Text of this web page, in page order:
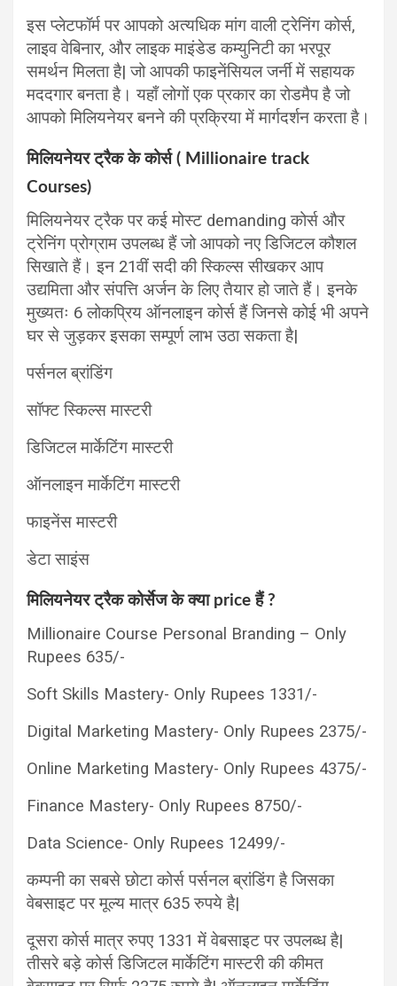
इस प्लेटफॉर्म पर आपको अत्यधिक मांग वाली ट्रेनिंग कोर्स,
लाइव वेबिनार, और लाइक माइंडेड कम्युनिटी का भरपूर
समर्थन मिलता है| जो आपकी फाइनेंसियल जर्नी में सहायक
मददगार बनता है। यहाँ लोगों एक प्रकार का रोडमैप है जो
आपको मिलियनेयर बनने की प्रक्रिया में मार्गदर्शन करता है।
मिलियनेयर ट्रैक के कोर्स ( Millionaire track
Courses)
मिलियनेयर ट्रैक पर कई मोस्ट demanding कोर्स और
ट्रेनिंग प्रोग्राम उपलब्ध हैं जो आपको नए डिजिटल कौशल
सिखाते हैं। इन 21वीं सदी की स्किल्स सीखकर आप
उद्यमिता और संपत्ति अर्जन के लिए तैयार हो जाते हैं। इनके
मुख्यतः 6 लोकप्रिय ऑनलाइन कोर्स हैं जिनसे कोई भी अपने
घर से जुड़कर इसका सम्पूर्ण लाभ उठा सकता है|
पर्सनल ब्रांडिंग
सॉफ्ट स्किल्स मास्टरी
डिजिटल मार्केटिंग मास्टरी
ऑनलाइन मार्केटिंग मास्टरी
फाइनेंस मास्टरी
डेटा साइंस
मिलियनेयर ट्रैक कोर्सेज के क्या price हैं ?
Millionaire Course Personal Branding – Only
Rupees 635/-
Soft Skills Mastery- Only Rupees 1331/-
Digital Marketing Mastery- Only Rupees 2375/-
Online Marketing Mastery- Only Rupees 4375/-
Finance Mastery- Only Rupees 8750/-
Data Science- Only Rupees 12499/-
कम्पनी का सबसे छोटा कोर्स पर्सनल ब्रांडिंग है जिसका
वेबसाइट पर मूल्य मात्र 635 रुपये है|
दूसरा कोर्स मात्र रुपए 1331 में वेबसाइट पर उपलब्ध है|
तीसरे बड़े कोर्स डिजिटल मार्केटिंग मास्टरी की कीमत